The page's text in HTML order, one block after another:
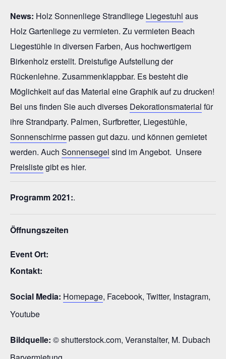
News: Holz Sonnenliege Strandliege Liegestuhl aus
Holz Gartenliege zu vermieten. Zu vermieten Beach
Liegestühle in diversen Farben, Aus hochwertigem
Birkenholz erstellt. Dreistufige Aufstellung der
Rückenlehne. Zusammenklappbar. Es besteht die
Möglichkeit auf das Material eine Graphik auf zu drucken!
Bei uns finden Sie auch diverses Dekorationsmaterial für
ihre Strandparty. Palmen, Surfbretter, Liegestühle,
Sonnenschirmepassen gut dazu. und können gemietet
werden. Auch Sonnensegel sind im Angebot. Unsere
Preislistegibt es hier.
Programm 2021:.
Öffnungszeiten
Event Ort:
Kontakt:
Social Media: Homepage, Facebook, Twitter, Instagram,
Youtube
Bildquelle: © shutterstock.com, Veranstalter, M. Dubach